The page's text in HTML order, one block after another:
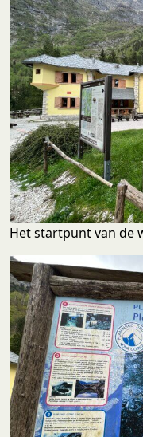
Het startpunt van de